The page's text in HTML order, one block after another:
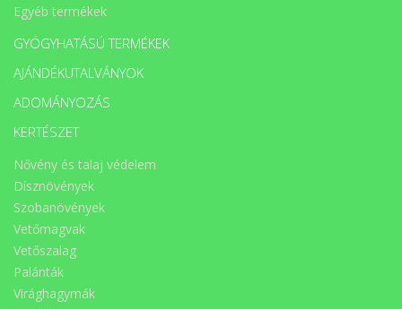
Egyéb termékek
GYÓGYHATÁSÚ TERMÉKEK
AJÁNDÉKUTALVÁNYOK
ADOMÁNYOZÁS
KERTÉSZET
Nővény és talaj védelem
Dísznövények
Szobanövények
Vetőmagvak
Vetőszalag
Palánták
Virághagymák